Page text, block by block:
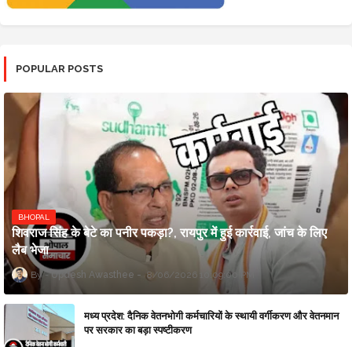
POPULAR POSTS
BHOPAL
शिवराज सिंह के बेटे का पनीर पकड़ा?, रायपुर में हुई कार्रवाई, जांच के लिए
लैब भेजा
Updesh Awasthee 8/06/2026 10:09:00 PM
मध्य प्रदेश: दैनिक वेतनभोगी कर्मचारियों के स्थायी वर्गीकरण और वेतनमान
पर सरकार का बड़ा स्पष्टीकरण